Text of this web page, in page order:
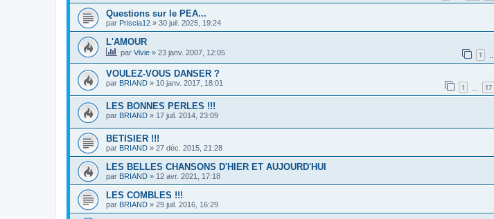
Questions sur le PEA...
par Priscia12 » 30 juil. 2025, 19:24
L'AMOUR
par Vivie » 23 janv. 2007, 12:05 1
VOULEZ-VOUS DANSER ?
par BRIAND » 10 janv. 2017, 18:01 1 17
LES BONNES PERLES !!!
par BRIAND » 17 juil. 2014, 23:09
BETISIER !!!
par BRIAND » 27 déc. 2015, 21:28
LES BELLES CHANSONS D'HIER ET AUJOURD'HUI
par BRIAND » 12 avr. 2021, 17:18
LES COMBLES !!!
par BRIAND » 29 juil. 2016, 16:29